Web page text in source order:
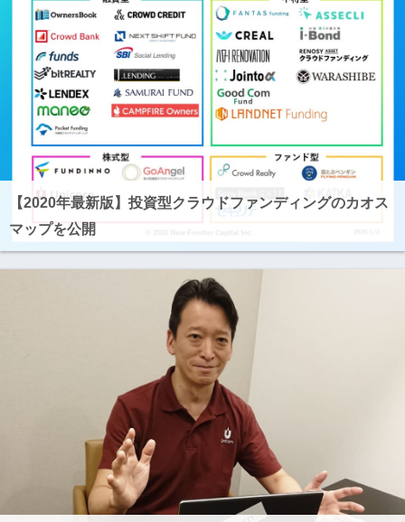
【2020年最新版】投資型クラウドファンディングのカオス
マップを公開